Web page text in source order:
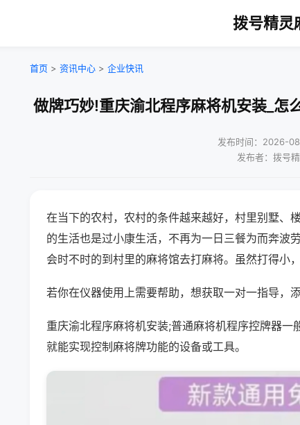
拨号精灵
首页 > 资讯中心 > 企业快讯
做牌巧妙!重庆渝北程序麻将机安装_怎
发布时间：2026-
发布者：拨号
在当下的农村，农村的条件越来越好，村里别墅、
的生活也是过小康生活，不再为一日三餐为而奔波
会时不时的到村里的麻将馆去打麻将。虽然打得小
若你在仪器使用上需要帮助，想获取一对一指导，
重庆渝北程序麻将机安装;普通麻将机程序控牌器
就能实现控制麻将牌功能的设备或工具。